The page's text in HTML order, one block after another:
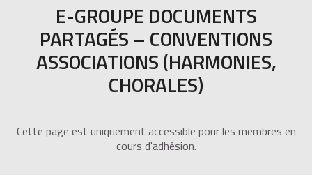
E-GROUPE DOCUMENTS
PARTAGÉS – CONVENTIONS
ASSOCIATIONS (HARMONIES,
CHORALES)
Cette page est uniquement accessible pour les membres en
cours d'adhésion.